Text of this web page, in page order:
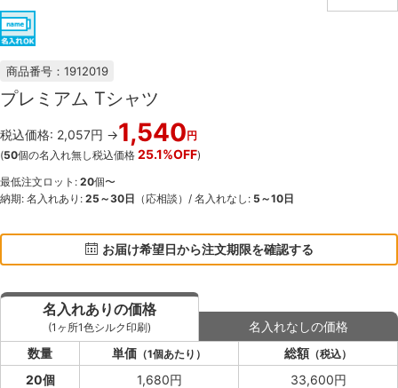
商品番号：1912019
プレミアム Tシャツ
税込価格: 2,057円 →1,540円
(50個の名入れ無し税込価格 25.1%OFF)
最低注文ロット: 20個〜
納期: 名入れあり: 25～30日 （応相談）/ 名入れなし: 5～10日
お届け希望日から注文期限を確認する
名入れありの価格
(1ヶ所1色シルク印刷)
名入れなしの価格
数量
単価 （1個あたり） 総額 （税込）
20個 1,680円
33,600円